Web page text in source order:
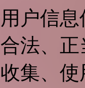
用户信
法、
集、